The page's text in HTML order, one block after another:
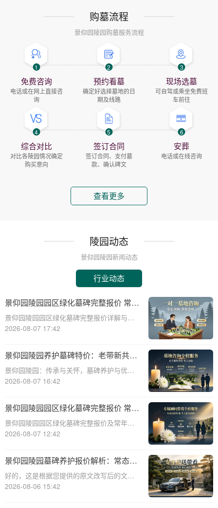
购墓流程
景仰园陵园购墓服务流程
1
免费咨询
电话或在网上直接咨
询
2
预约看墓
确定好选择墓地的日
期及线路
3
现场选墓
可自驾或乘坐免费班
车前往
4
综合对比
对比各陵园情况确定
购买意向
5
签订合同
签订合同、支付墓
款、确认碑文
6
安葬
电话或在线咨询
查看更多
陵园动态
景仰园陵园新闻动态
行业动态
景仰园陵园园区绿化墓碑完整报价 常年
养护不收取额外费用详解与优势分析
景仰园陵园园区绿化墓碑完整报价详解与优
势分析☎ 景仰园陵园电话:400-838-5063景
力于为家属提供高质量、个性化的墓碑选择
和园区绿化服务。本文将详细介绍景
2026-08-07 17:42
景仰园陵园养护墓碑特价：老带新共享
优惠，福利大放送！
景仰园陵园：传承与关怀，墓碑养护与优惠
活动深度解析☎ 景仰园陵园电话:400-838-
优质安息之地的品牌，始终将墓碑的养护工
作放在重要位置。我们深知，墓碑不
2026-08-07 16:42
景仰园陵园园区绿化墓碑完整报价 常年
养护不收取额外费用详解
景仰园陵园园区绿化墓碑完整报价及常年养
护服务详解☎ 景仰园陵园电话:400-838-
来越注重生态环保和人文关怀。景仰园陵园
作为一家专业的陵园服务提供商，致力
2026-08-07 12:42
景仰园陵园墓碑养护报价解析：常态化
保洁服务免费说明
好的，这是根据您提供的原文改写后的文章
内容：☎ 景仰园陵园电话:400-838-5063景
2026-08-06 15:42